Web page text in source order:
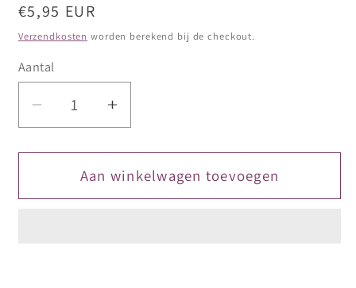
Normale
prijs
€5,95 EUR
Verzendkosten worden berekend bij de checkout.
Aantal
Aantal
verlagen
voor
Display
Stone
Aantal
verhogen
voor
Display
Stone
Aan winkelwagen toevoegen